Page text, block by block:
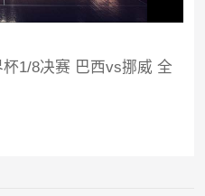
1/8决赛 巴西vs挪威 全